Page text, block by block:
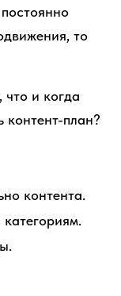
то
что и когда
контент-план?
контента.